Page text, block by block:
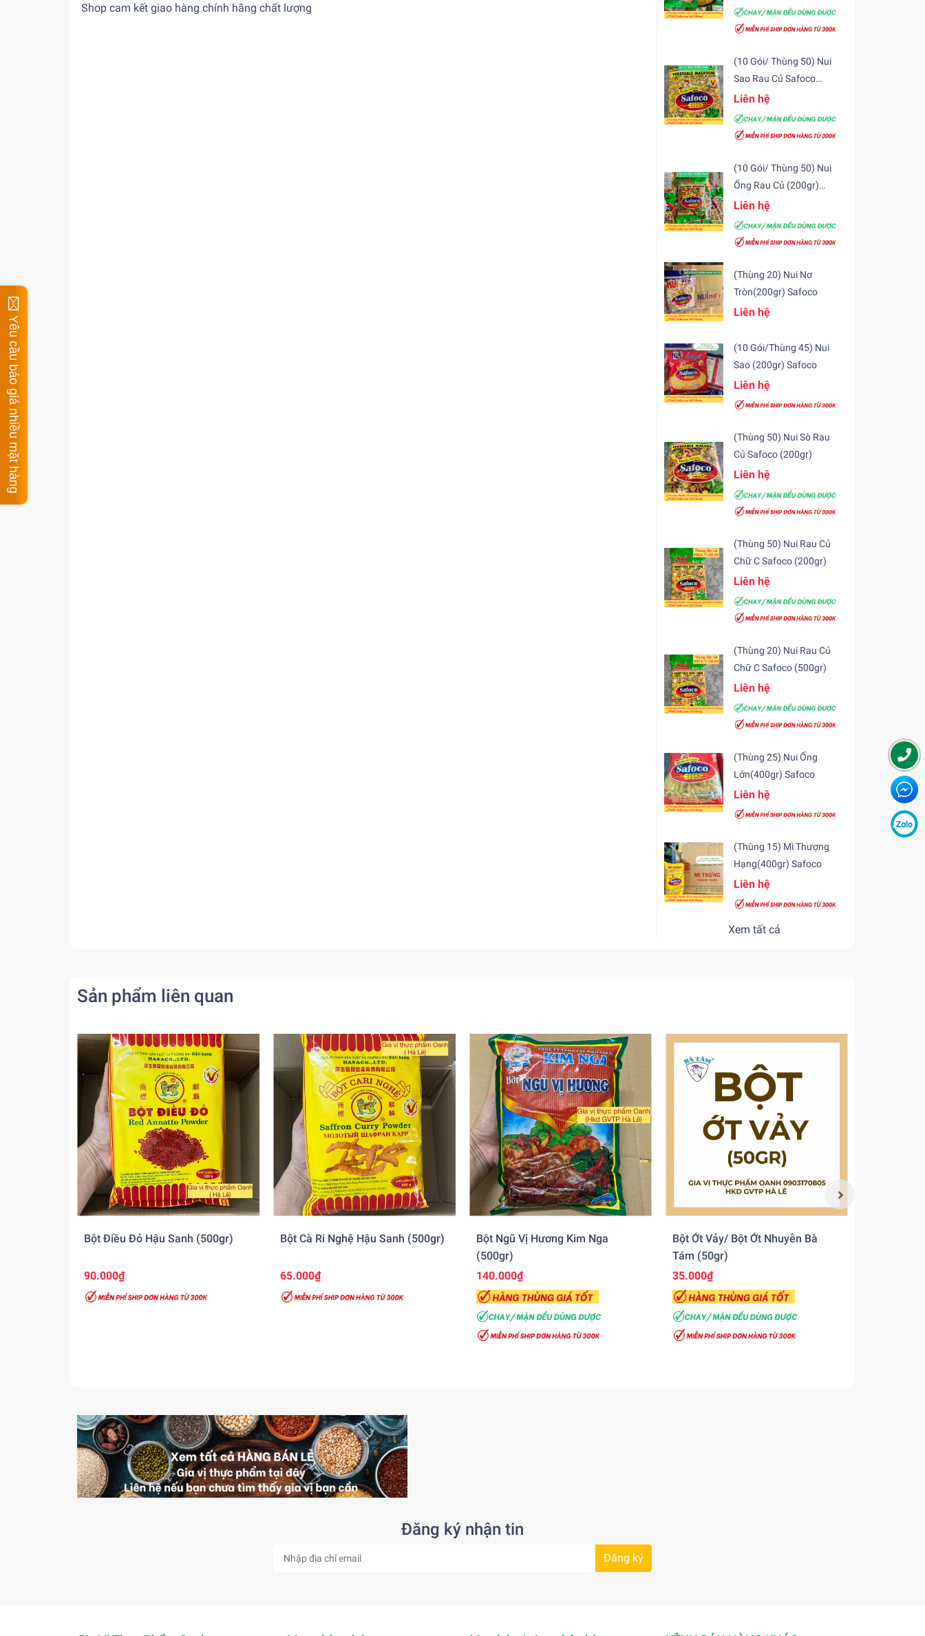
Shop cam kết giao hàng chính hãng chất lượng
(10 Gói/ Thùng 50) Nui
Sao Rau Củ Safoco
(200gr)
Liên hệ
(10 Gói/ Thùng 50) Nui
Ống Rau Củ (200gr)
Safoco
Liên hệ
(Thùng 20) Nui Nơ
Tròn(200gr) Safoco
Liên hệ
(10 Gói/Thùng 45) Nui
Sao (200gr) Safoco
Liên hệ
(Thùng 50) Nui Sò Rau
Củ Safoco (200gr)
Liên hệ
(Thùng 50) Nui Rau Củ
Chữ C Safoco (200gr)
Liên hệ
(Thùng 20) Nui Rau Củ
Chữ C Safoco (500gr)
Liên hệ
(Thùng 25) Nui Ống
Lớn(400gr) Safoco
Liên hệ
(Thùng 15) Mì Thượng
Hạng(400gr) Safoco
Liên hệ
Xem tất cả
Sản phẩm liên quan
Bột Điều Đỏ Hậu Sanh (500gr)
90.000₫
Bột Cà Ri Nghệ Hậu Sanh (500gr)
65.000₫
Bột Ngũ Vị Hương Kim Nga
(500gr)
140.000₫
Bột Ớt Vảy/ Bột Ớt Nhuyễn Bà
Tám (50gr)
35.000₫
Đăng ký nhận tin
Đăng ký
Yêu cầu báo giá nhiều mặt hàng